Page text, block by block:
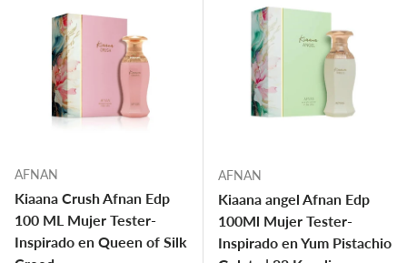
AFNAN
Kiaana Crush Afnan Edp
100 ML Mujer Tester-
Inspirado en Queen of Silk
AFNAN
Kiaana angel Afnan Edp
100Ml Mujer Tester-
Inspirado en Yum Pistachio